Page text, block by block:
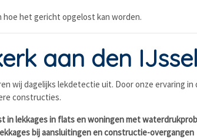
het gericht opgelost kan worden.
aan den IJssel
wij dagelijks lekdetectie uit. Door onze ervaring
constructies.
in lekkages in flats en woningen met
bij aansluitingen en constructie-overgangen